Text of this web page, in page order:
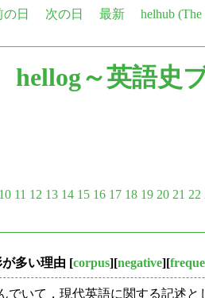
の日 次の日 最新
helhub
hellog～英語史
10 11 12 13 14 15 16 17 18 19 20 21 22
多い理由 [corpus][negative][
でいて，現代英語に関する記述